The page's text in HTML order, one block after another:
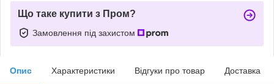
Що таке купити з Пром?
Замовлення під захистом
Опис Характеристики Відгуки про товар Доставка